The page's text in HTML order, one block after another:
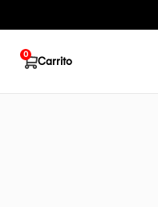
Carrito
0